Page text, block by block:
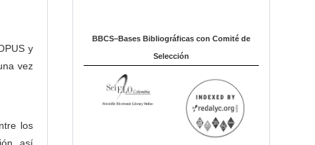
y
vez
los
BBCS–Bases Bibliográficas con Comité de
Selección